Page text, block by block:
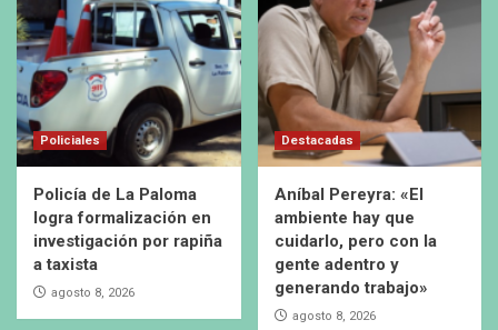
Policiales
Policía de La Paloma
logra formalización en
investigación por rapiña
a taxista
agosto 8, 2026
Destacadas
Aníbal Pereyra: «El
ambiente hay que
cuidarlo, pero con la
gente adentro y
generando trabajo»
agosto 8, 2026